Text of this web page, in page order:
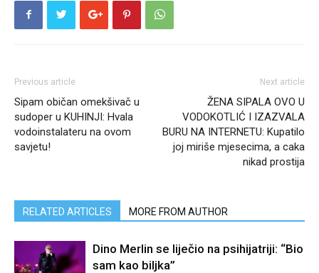
Previous article
Sipam običan omekšivač u
sudoper u KUHINJI: Hvala
vodoinstalateru na ovom
savjetu!
Next article
ŽENA SIPALA OVO U
VODOKOTLIĆ I IZAZVALA
BURU NA INTERNETU: Kupatilo
joj miriše mjesecima, a caka
nikad prostija
RELATED ARTICLES MORE FROM AUTHOR
Dino Merlin se liječio na psihijatriji: “Bio
sam kao biljka”